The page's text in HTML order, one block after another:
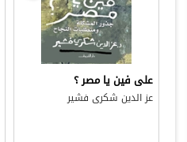
على فين يا مصر ؟
عز الدين شكرى فشير